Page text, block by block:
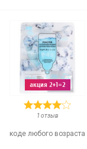
акция 2+1=2
1 отзыв
коде любого